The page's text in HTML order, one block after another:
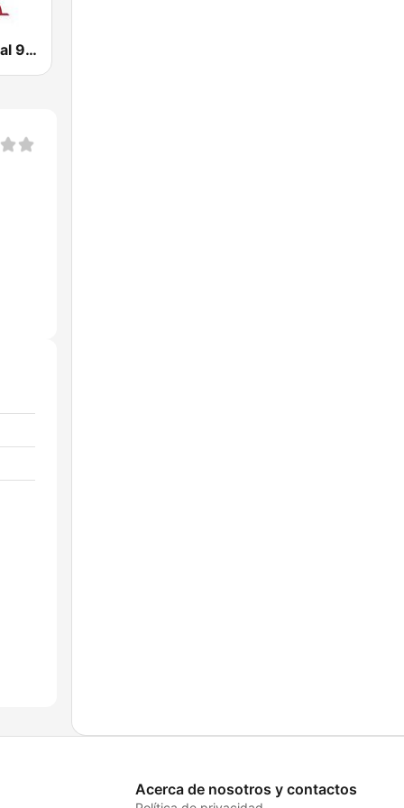
Radio Nacional 93.6
Acerca de nosotros y contactos